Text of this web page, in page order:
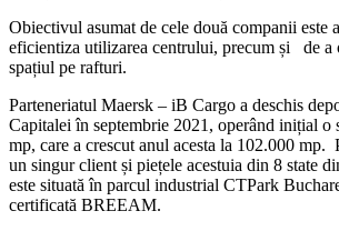
Obiectivul asumat de cele două companii este
eficientiza utilizarea centrului, precum și de a
spațiul pe rafturi.
Parteneriatul Maersk – iB Cargo a deschis
Capitalei în septembrie 2021, operând inițial o
mp, care a crescut anul acesta la 102.000 mp.
un singur client și piețele acestuia din 8 state
este situată în parcul industrial CTPark
certificată BREEAM.